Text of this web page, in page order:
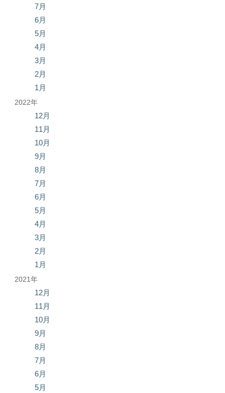
7月
6月
5月
4月
3月
2月
1月
2022年
12月
11月
10月
9月
8月
7月
6月
5月
4月
3月
2月
1月
2021年
12月
11月
10月
9月
8月
7月
6月
5月